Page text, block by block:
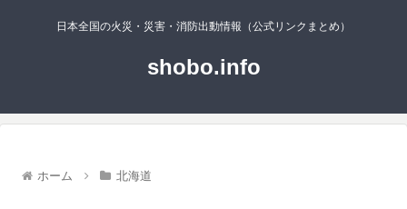
日本全国の火災・災害・消防出動情報（公式リンクまとめ）
shobo.info
ホーム 北海道